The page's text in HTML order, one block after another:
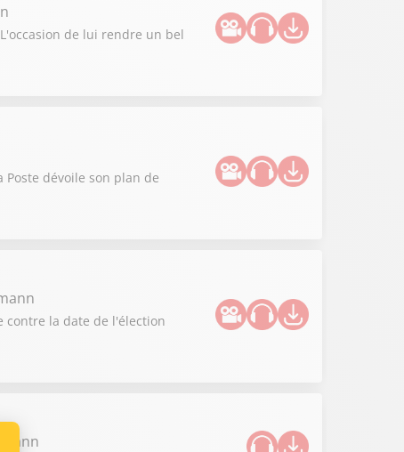
de lui rendre un bel
dévoile son plan de
contre la date de l'élection